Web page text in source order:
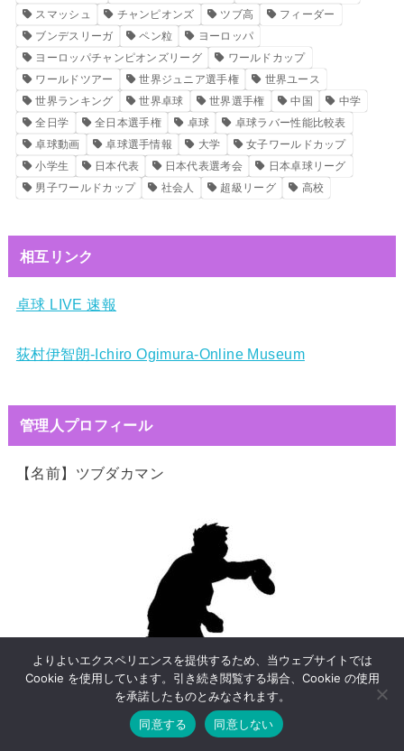
スマッシュ
チャンピオンズ ツブ高
フィーダー
ブンデスリーガ
ペン粒
ヨーロッパ
ヨーロッパチャンピオンズリーグ
ワールドカップ
ワールドツアー
世界ジュニア選手権
世界ユース
世界ランキング
世界卓球 世界選手権 中国
中学
全日学
全日本選手権 卓球
卓球ラバー性能比較表
卓球動画
卓球選手情報 大学
女子ワールドカップ
小学生
日本代表 日本代表選考会
日本卓球リーグ
男子ワールドカップ
社会人 超級リーグ 高校
相互リンク
卓球 LIVE 速報
荻村伊智朗-Ichiro Ogimura-Online Museum
管理人プロフィール
【名前】ツブダカマン
よりよいエクスペリエンスを提供するため、当ウェブサイトでは
Cookie を使用しています。引き続き閲覧する場合、Cookie の使用
を承諾したものとみなされます。
同意する
同意しない